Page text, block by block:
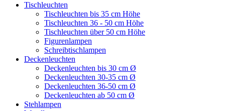
Tischleuchten
Tischleuchten bis 35 cm Höhe
Tischleuchten 36 - 50 cm Höhe
Tischleuchten über 50 cm Höhe
Figurenlampen
Schreibtischlampen
Deckenleuchten
Deckenleuchten bis 30 cm Ø
Deckenleuchten 30-35 cm Ø
Deckenleuchten 36-50 cm Ø
Deckenleuchten ab 50 cm Ø
Stehlampen